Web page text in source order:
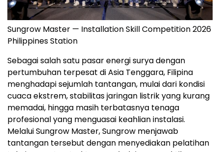
Sungrow Master — Installation Skill Competition 2026
Philippines Station
Sebagai salah satu pasar energi surya dengan
pertumbuhan terpesat di Asia Tenggara, Filipina
menghadapi sejumlah tantangan, mulai dari kondisi
cuaca ekstrem, stabilitas jaringan listrik yang kurang
memadai, hingga masih terbatasnya tenaga
profesional yang menguasai keahlian instalasi.
Melalui Sungrow Master, Sungrow menjawab
tantangan tersebut dengan menyediakan pelatihan